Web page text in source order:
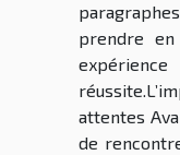
prendre
attentes
de